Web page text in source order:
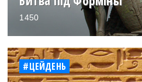
1450
#ЦЕЙДЕНЬ